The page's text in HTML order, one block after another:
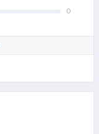
0